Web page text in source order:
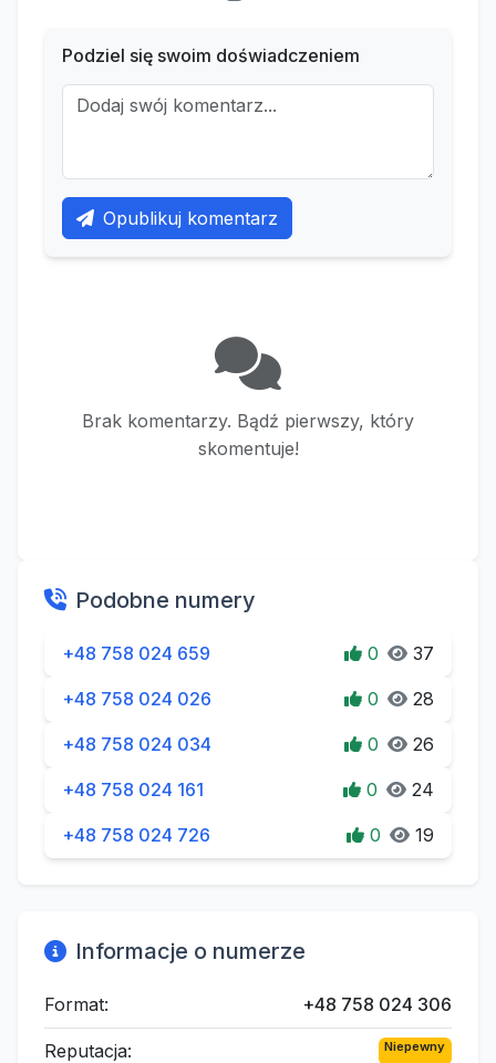
Podziel się swoim doświadczeniem
Opublikuj komentarz
Brak komentarzy. Bądź pierwszy, który
skomentuje!
Podobne numery
+48 758 024 659 0 37
+48 758 024 026 0 28
+48 758 024 034 0 26
+48 758 024 161 0 24
+48 758 024 726 0 19
Informacje o numerze
Format: +48 758 024 306
Reputacja: Niepewny